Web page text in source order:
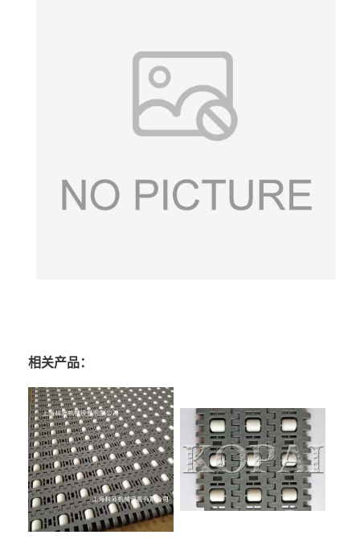
相关产品：